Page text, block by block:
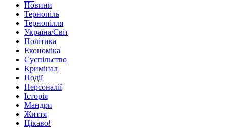
Новини
Тернопіль
Тернопілля
Україна/Світ
Політика
Економіка
Суспільство
Кримінал
Події
Персоналії
Історія
Мандри
Життя
Цікаво!